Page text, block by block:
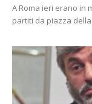
A Roma ieri erano in
partiti da piazza